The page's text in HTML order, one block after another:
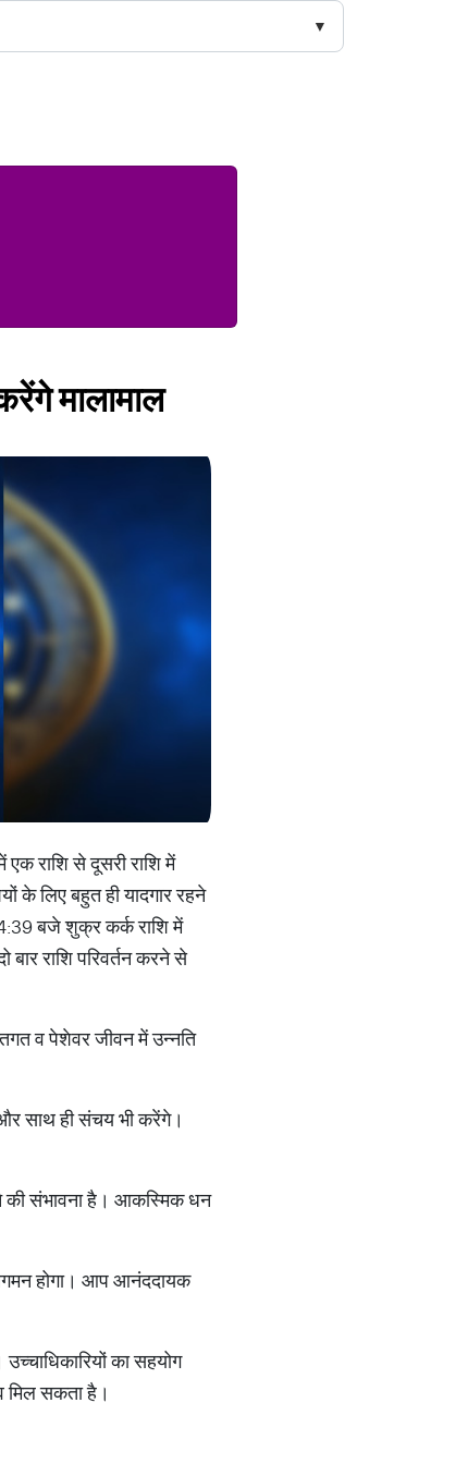
मालामाल
राशि से दूसरी राशि में
के लिए बहुत ही यादगार रहने
बजे शुक्र कर्क राशि में
राशि परिवर्तन करने से
व पेशेवर जीवन में उन्नति
साथ ही संचय भी करेंगे।
की संभावना है। आकस्मिक धन
होगा। आप आनंददायक
का सहयोग
मिल सकता है।